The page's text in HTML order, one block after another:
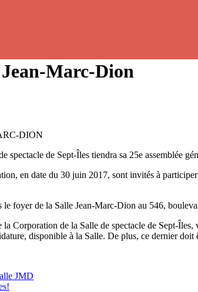
Marc-Dion
DION
spectacle de Sept-Îles tiendra sa 25e assemblée
en date du 30 juin 2017, sont invités à
le foyer de la Salle Jean-Marc-Dion au 546,
Corporation de la Salle de spectacle de Sept-
disponible à la Salle. De plus, ce dernier
JMD